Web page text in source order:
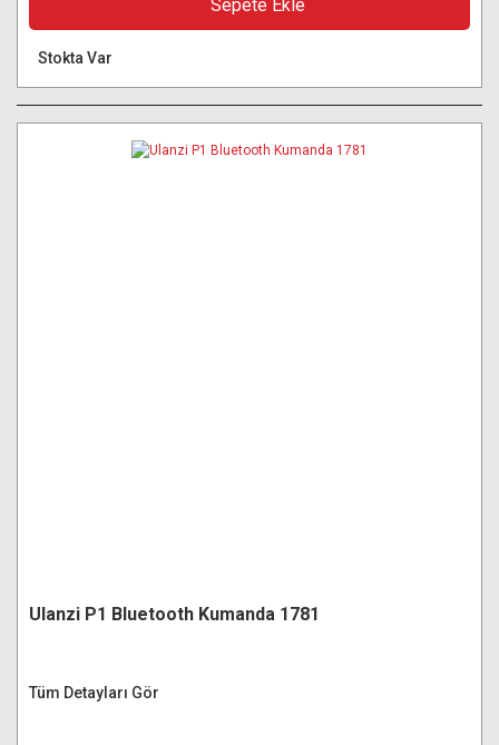
Sepete Ekle
Stokta Var
Ulanzi P1 Bluetooth Kumanda 1781
Tüm Detayları Gör